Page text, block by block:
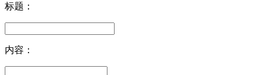
标题：
内容：